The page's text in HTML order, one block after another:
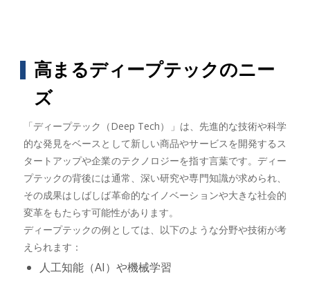
高まるディープテックのニー
ズ
「ディープテック（Deep Tech）」は、先進的な技術や科学
的な発見をベースとして新しい商品やサービスを開発するス
タートアップや企業のテクノロジーを指す言葉です。ディー
プテックの背後には通常、深い研究や専門知識が求められ、
その成果はしばしば革命的なイノベーションや大きな社会的
変革をもたらす可能性があります。
ディープテックの例としては、以下のような分野や技術が考
えられます：
人工知能（AI）や機械学習